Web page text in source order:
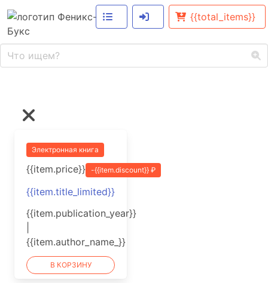
{{total_items}}
Электронная книга
{{item.price}} -{{item.discount}} ₽
{{item.title_limited}}
{{item.publication_year}}
{{item.author_name_}}
В КОРЗИНУ